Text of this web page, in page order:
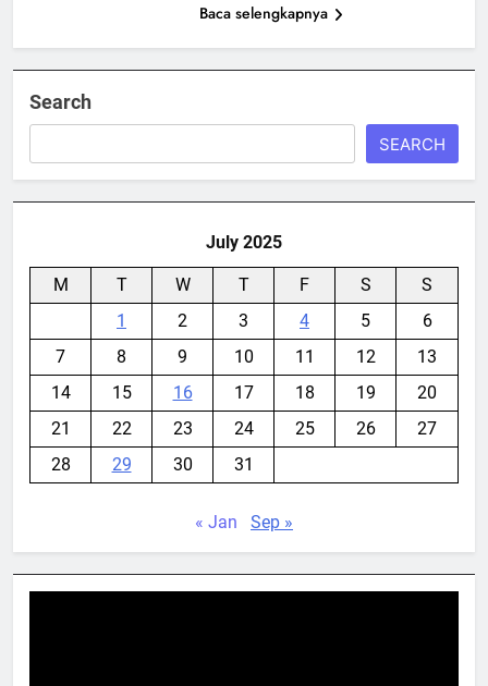
Baca selengkapnya
Search
SEARCH
July 2025
M T W T F S
S
1
2 3 4 5
6
7
8 9 10 11 12
13
14
15 16 17 18 19
20
21
22 23 24 25 26
27
28
29 30 31
« Jan Sep »